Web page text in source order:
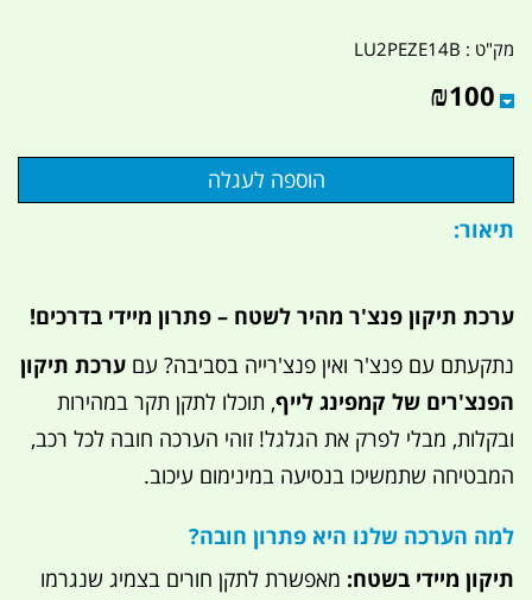
מק"ט : LU2PEZE14B
₪100
תיאור:
ערכת תיקון פנצ'ר מהיר לשטח – פתרון מיידי בדרכים!
נתקעתם עם פנצ'ר ואין פנצ'רייה בסביבה? עם ערכת תיקון
הפנצ'רים של קמפינג לייף, תוכלו לתקן תקר במהירות
ובקלות, מבלי לפרק את הגלגל! זוהי הערכה חובה לכל רכב,
המבטיחה שתמשיכו בנסיעה במינימום עיכוב.
למה הערכה שלנו היא פתרון חובה?
תיקון מיידי בשטח: מאפשרת לתקן חורים בצמיג שנגרמו